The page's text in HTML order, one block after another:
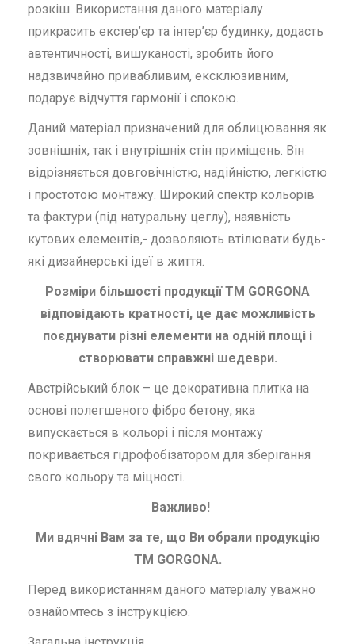
розкіш. Використання даного матеріалу
прикрасить екстер’єр та інтер’єр будинку, додасть
автентичності, вишуканості, зробить його
надзвичайно привабливим, ексклюзивним,
подарує відчуття гармонії і спокою.
Даний матеріал призначений для облицювання як
зовнішніх, так і внутрішніх стін приміщень. Він
відрізняється довговічністю, надійністю, легкістю
і простотою монтажу. Широкий спектр кольорів
та фактури (під натуральну цеглу), наявність
кутових елементів,- дозволяють втілювати будь-
які дизайнерські ідеї в життя.
Розміри більшості продукції ТМ GORGONA
відповідають кратності, це дає можливість
поєднувати різні елементи на одній площі і
створювати справжні шедеври.
Австрійський блок – це декоративна плитка на
основі полегшеного фібро бетону, яка
випускається в кольорі і після монтажу
покривається гідрофобізатором для зберігання
свого кольору та міцності.
Важливо!
Ми вдячні Вам за те, що Ви обрали продукцію
ТМ GORGONA.
Перед використанням даного матеріалу уважно
ознайомтесь з інструкцією.